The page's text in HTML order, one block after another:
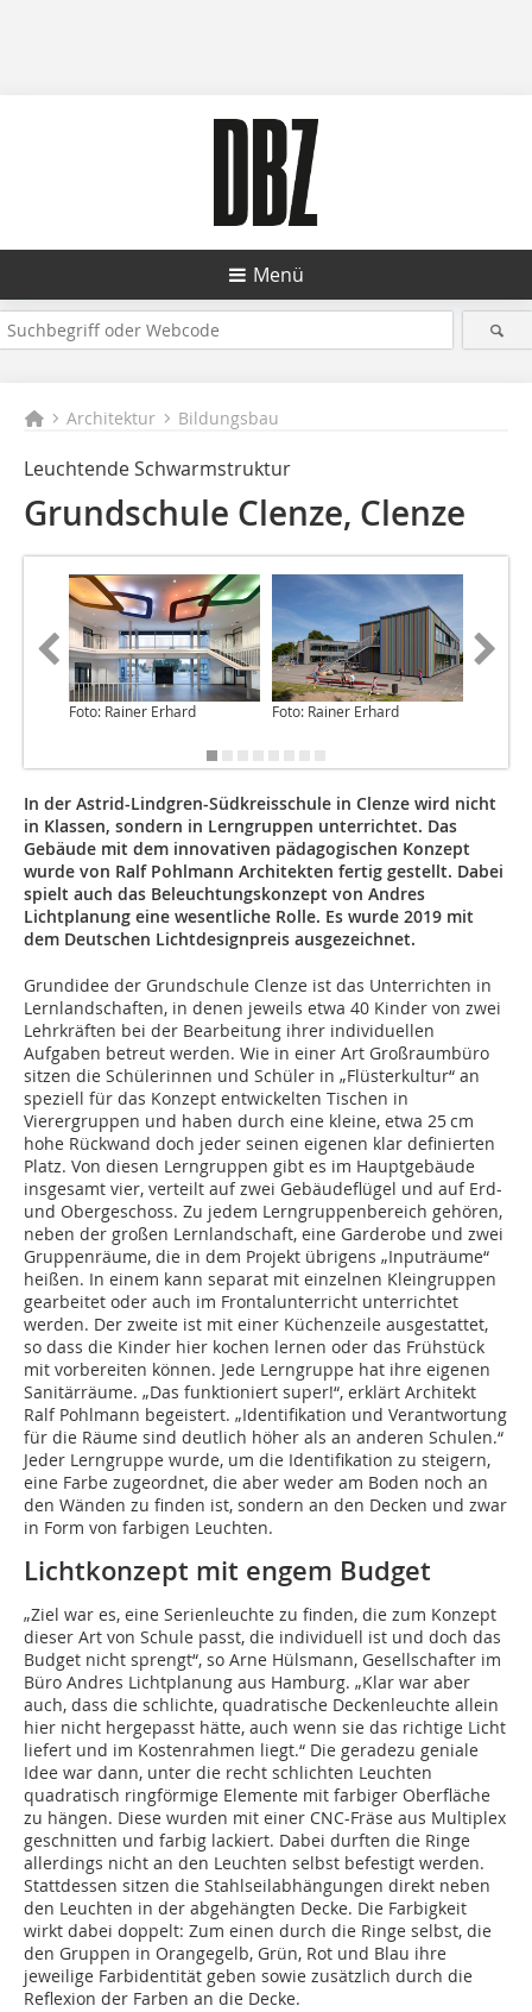
Menü
Architektur Bildungsbau
Leuchtende Schwarmstruktur
Grundschule Clenze, Clenze
Foto: Rainer Erhard Foto: Rainer Erhard
In der Astrid-Lindgren-Südkreisschule in Clenze wird nicht
in Klassen, sondern in Lerngruppen unterrichtet. Das
Gebäude mit dem innovativen pädagogischen Konzept
wurde von Ralf Pohlmann Architekten fertig gestellt. Dabei
spielt auch das Beleuchtungskonzept von Andres
Lichtplanung eine wesentliche Rolle. Es wurde 2019 mit
dem Deutschen Lichtdesignpreis ausgezeichnet.
Grundidee der Grundschule Clenze ist das Unterrichten in
Lernlandschaften, in denen jeweils etwa 40 Kinder von zwei
Lehrkräften bei der Bearbeitung ihrer individuellen
Aufgaben betreut werden. Wie in einer Art Großraumbüro
sitzen die Schülerinnen und Schüler in „Flüsterkultur“ an
speziell für das Konzept entwickelten Tischen in
Vierergruppen und haben durch eine kleine, etwa 25 cm
hohe Rückwand doch jeder seinen eigenen klar definierten
Platz. Von diesen Lerngruppen gibt es im Hauptgebäude
insgesamt vier, verteilt auf zwei Gebäudeflügel und auf Erd-
und Obergeschoss. Zu jedem Lerngruppenbereich gehören,
neben der großen Lernlandschaft, eine Garderobe und zwei
Gruppenräume, die in dem Projekt übrigens „Inputräume“
heißen. In einem kann separat mit einzelnen Kleingruppen
gearbeitet oder auch im Frontalunterricht unterrichtet
werden. Der zweite ist mit einer Küchenzeile ausgestattet,
so dass die Kinder hier kochen lernen oder das Frühstück
mit vorbereiten können. Jede Lerngruppe hat ihre eigenen
Sanitärräume. „Das funktioniert super!“, erklärt Architekt
Ralf Pohlmann begeistert. „Identifikation und Verantwortung
für die Räume sind deutlich höher als an anderen Schulen.“
Jeder Lerngruppe wurde, um die Identifikation zu steigern,
eine Farbe zugeordnet, die aber weder am Boden noch an
den Wänden zu finden ist, sondern an den Decken und zwar
in Form von farbigen Leuchten.
Lichtkonzept mit engem Budget
„Ziel war es, eine Serienleuchte zu finden, die zum Konzept
dieser Art von Schule passt, die individuell ist und doch das
Budget nicht sprengt“, so Arne Hülsmann, Gesellschafter im
Büro Andres Lichtplanung aus Hamburg. „Klar war aber
auch, dass die schlichte, quadratische Deckenleuchte allein
hier nicht hergepasst hätte, auch wenn sie das richtige Licht
liefert und im Kostenrahmen liegt.“ Die geradezu geniale
Idee war dann, unter die recht schlichten Leuchten
quadratisch ringförmige Elemente mit farbiger Oberfläche
zu hängen. Diese wurden mit einer CNC-Fräse aus Multiplex
geschnitten und farbig lackiert. Dabei durften die Ringe
allerdings nicht an den Leuchten selbst befestigt werden.
Stattdessen sitzen die Stahlseilabhängungen direkt neben
den Leuchten in der abgehängten Decke. Die Farbigkeit
wirkt dabei doppelt: Zum einen durch die Ringe selbst, die
den Gruppen in Orangegelb, Grün, Rot und Blau ihre
jeweilige Farbidentität geben sowie zusätzlich durch die
Reflexion der Farben an die Decke.